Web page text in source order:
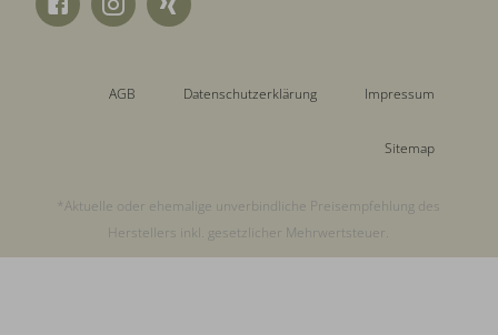
AGB Datenschutzerklärung Impressum
Sitemap
*Aktuelle oder ehemalige unverbindliche Preisempfehlung des
Herstellers inkl. gesetzlicher Mehrwertsteuer.